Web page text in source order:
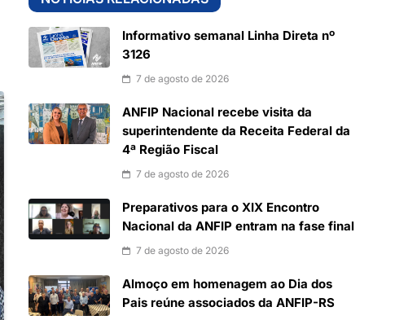
Informativo semanal Linha Direta nº
3126
7 de agosto de 2026
ANFIP Nacional recebe visita da
superintendente da Receita Federal da
4ª Região Fiscal
7 de agosto de 2026
Preparativos para o XIX Encontro
Nacional da ANFIP entram na fase final
7 de agosto de 2026
Almoço em homenagem ao Dia dos
Pais reúne associados da ANFIP-RS